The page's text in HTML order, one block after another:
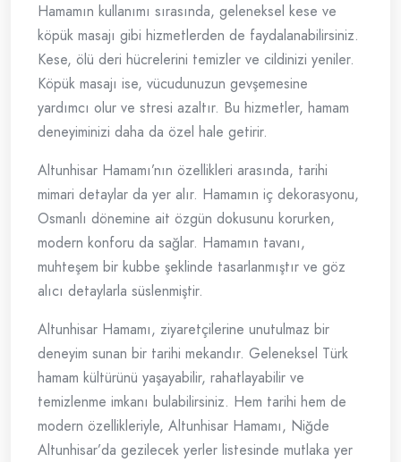
Hamamın kullanımı sırasında, geleneksel kese ve
köpük masajı gibi hizmetlerden de faydalanabilirsiniz.
Kese, ölü deri hücrelerini temizler ve cildinizi yeniler.
Köpük masajı ise, vücudunuzun gevşemesine
yardımcı olur ve stresi azaltır. Bu hizmetler, hamam
deneyiminizi daha da özel hale getirir.
Altunhisar Hamamı’nın özellikleri arasında, tarihi
mimari detaylar da yer alır. Hamamın iç dekorasyonu,
Osmanlı dönemine ait özgün dokusunu korurken,
modern konforu da sağlar. Hamamın tavanı,
muhteşem bir kubbe şeklinde tasarlanmıştır ve göz
alıcı detaylarla süslenmiştir.
Altunhisar Hamamı, ziyaretçilerine unutulmaz bir
deneyim sunan bir tarihi mekandır. Geleneksel Türk
hamam kültürünü yaşayabilir, rahatlayabilir ve
temizlenme imkanı bulabilirsiniz. Hem tarihi hem de
modern özellikleriyle, Altunhisar Hamamı, Niğde
Altunhisar’da gezilecek yerler listesinde mutlaka yer